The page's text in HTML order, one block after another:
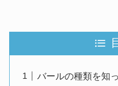
バールの種類を知